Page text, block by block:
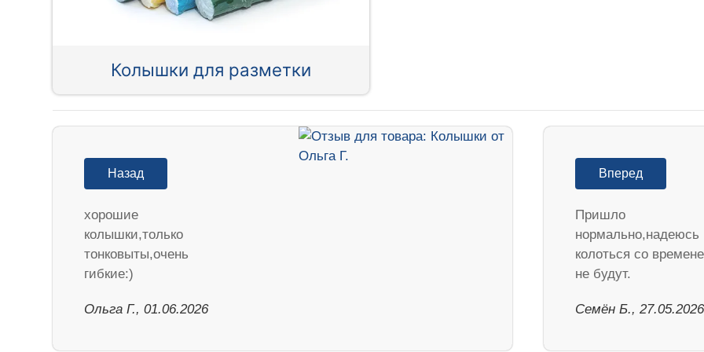
Колышки для разметки
Назад
хорошие
колышки,только
тонковыты,очень
гибкие:)
Ольга Г., 01.06.2026
Вперед
Пришло
нормально,надеюсь
колоться со
не будут.
Семён Б., 27.05.2026